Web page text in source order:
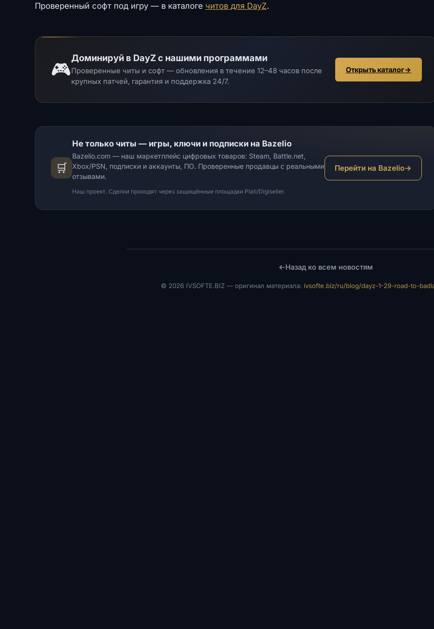
Проверенный софт под игру — в каталоге читов для DayZ.
🎮
Доминируй в DayZ с нашими программами
Проверенные читы и софт — обновления в течение 12–48 часов после
крупных патчей, гарантия и поддержка 24/7.
Открыть каталог→
🛒
Не только читы — игры, ключи и подписки на Bazelio
Bazelio.com — наш маркетплейс цифровых товаров: Steam, Battle.net,
Xbox/PSN, подписки и аккаунты, ПО. Проверенные продавцы с реальными
отзывами.
Наш проект. Сделки проходят через защищённые площадки Plati/Digiseller.
Перейти на Bazelio→
←Назад ко всем новостям
© 2026 IVSOFTE.BIZ — оригинал материала: ivsofte.biz/ru/blog/dayz-1-29-road-to-